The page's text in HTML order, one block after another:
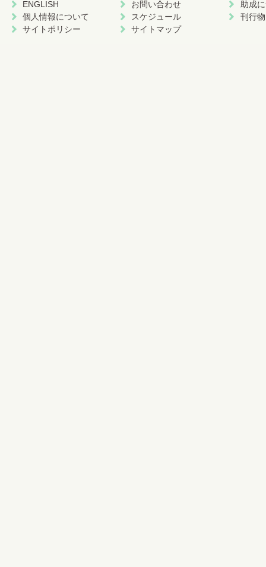
ENGLISH お問い合わせ
助成
個人情報について
スケジュール
刊行物
サイトポリシー
サイトマップ